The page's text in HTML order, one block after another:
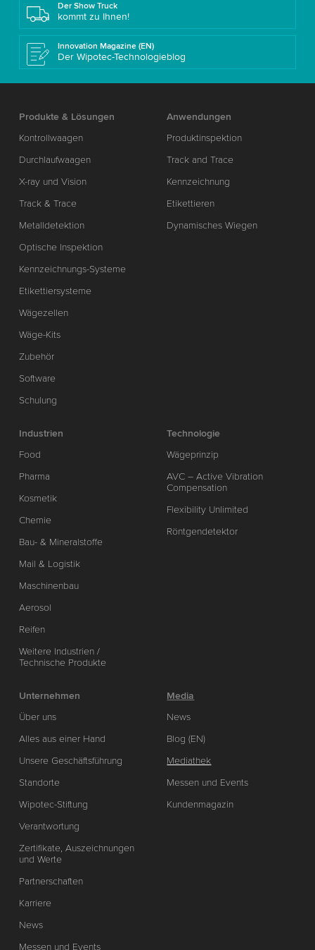
Der Show Truck
kommt zu Ihnen!
Innovation Magazine (EN)
Der Wipotec-Technologieblog
Produkte & Lösungen
Kontrollwaagen
Durchlaufwaagen
X-ray und Vision
Track & Trace
Metalldetektion
Optische Inspektion
Kennzeichnungs-Systeme
Etikettiersysteme
Wägezellen
Wäge-Kits
Zubehör
Software
Schulung
Anwendungen
Produktinspektion
Track and Trace
Kennzeichnung
Etikettieren
Dynamisches Wiegen
Industrien
Food
Pharma
Kosmetik
Chemie
Bau- & Mineralstoffe
Mail & Logistik
Maschinenbau
Aerosol
Reifen
Weitere Industrien /
Technische Produkte
Technologie
Wägeprinzip
AVC – Active Vibration
Compensation
Flexibility Unlimited
Röntgendetektor
Unternehmen
Über uns
Alles aus einer Hand
Unsere Geschäftsführung
Standorte
Wipotec-Stiftung
Verantwortung
Zertifikate, Auszeichnungen
und Werte
Partnerschaften
Karriere
News
Messen und Events
Media
News
Blog (EN)
Mediathek
Messen und Events
Kundenmagazin